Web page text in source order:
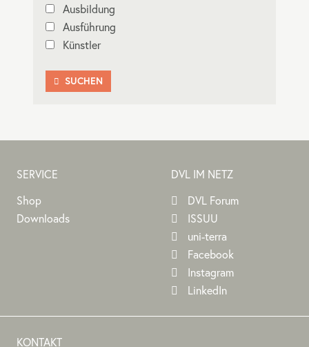
Ausbildung
Ausführung
Künstler
 SUCHEN
SERVICE
Shop
Downloads
DVL IM NETZ
DVL Forum
ISSUU
uni-terra
Facebook
Instagram
LinkedIn
KONTAKT